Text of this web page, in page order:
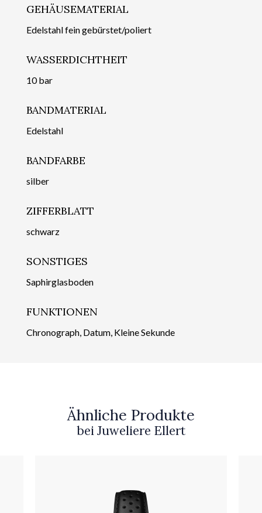
GEHÄUSEMATERIAL
Edelstahl fein gebürstet/poliert
WASSERDICHTHEIT
10 bar
BANDMATERIAL
Edelstahl
BANDFARBE
silber
ZIFFERBLATT
schwarz
SONSTIGES
Saphirglasboden
FUNKTIONEN
Chronograph, Datum, Kleine Sekunde
Ähnliche Produkte
bei Juweliere Ellert